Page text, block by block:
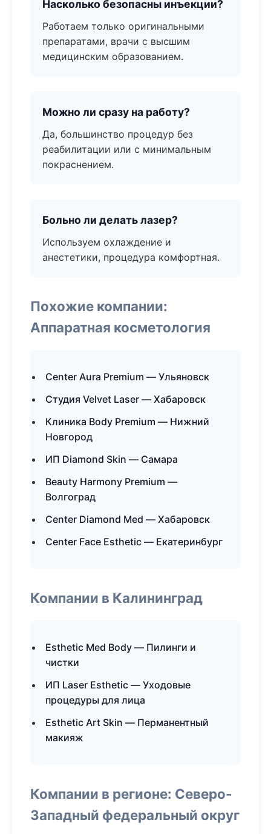
Насколько безопасны инъекции?
Работаем только оригинальными
препаратами, врачи с высшим
медицинским образованием.
Можно ли сразу на работу?
Да, большинство процедур без
реабилитации или с минимальным
покраснением.
Больно ли делать лазер?
Используем охлаждение и
анестетики, процедура комфортная.
Похожие компании:
Аппаратная косметология
Center Aura Premium — Ульяновск
Студия Velvet Laser — Хабаровск
Клиника Body Premium — Нижний
Новгород
ИП Diamond Skin — Самара
Beauty Harmony Premium —
Волгоград
Center Diamond Med — Хабаровск
Center Face Esthetic — Екатеринбург
Компании в Калининград
Esthetic Med Body — Пилинги и
чистки
ИП Laser Esthetic — Уходовые
процедуры для лица
Esthetic Art Skin — Перманентный
макияж
Компании в регионе: Северо-
Западный федеральный округ